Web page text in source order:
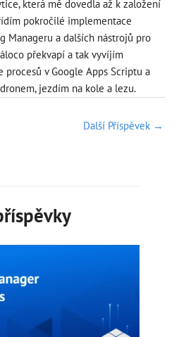
která mě dovedla až k založení
pokročilé implementace
Manageru a dalších nástrojů pro
překvapí a tak vyvíjím
v Google Apps Scriptu a
jezdím na kole a lezu.
Další Příspěvek →